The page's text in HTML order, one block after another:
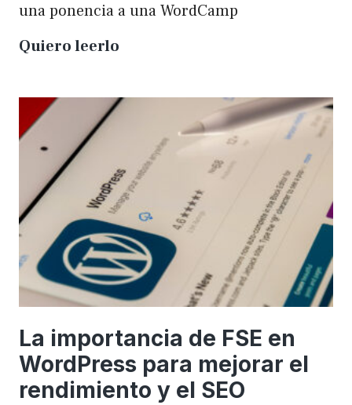
una ponencia a una WordCamp
Quiero leerlo
una
una
WordCamp
La importancia de FSE en
WordPress para mejorar el
rendimiento y el SEO